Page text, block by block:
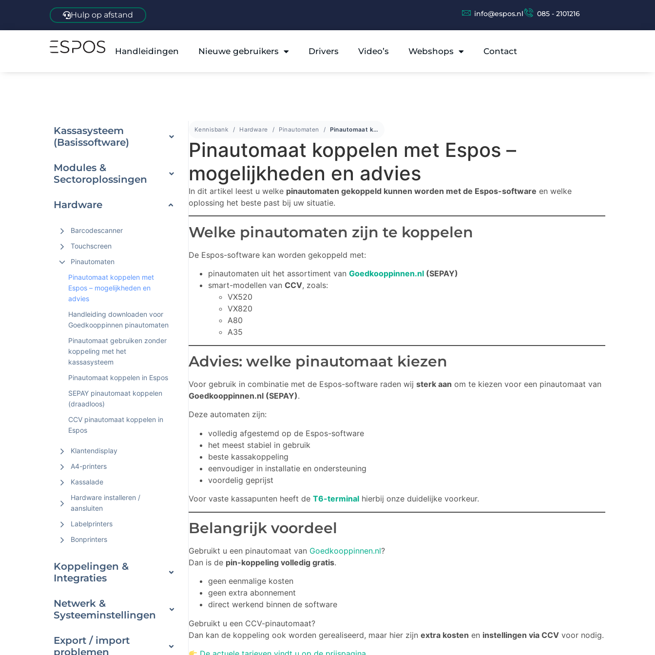
Hulp op afstand info@espos.nl 085 - 2101216
Handleidingen Nieuwe gebruikers Drivers Video’s Webshops Contact
Kassasysteem
(Basissoftware)
Modules &
Sectoroplossingen
Hardware
Barcodescanner
Touchscreen
Pinautomaten
Pinautomaat koppelen met
Espos – mogelijkheden en
advies
Handleiding downloaden voor
Goedkooppinnen pinautomaten
Pinautomaat gebruiken zonder
koppeling met het
kassasysteem
Pinautomaat koppelen in Espos
SEPAY pinautomaat koppelen
(draadloos)
CCV pinautomaat koppelen in
Espos
Klantendisplay
A4-printers
Kassalade
Hardware installeren /
aansluiten
Labelprinters
Bonprinters
Koppelingen &
Integraties
Netwerk &
Systeeminstellingen
Export / import
problemen
Kennisbank Hardware Pinautomaten Pinautomaat koppelen met Espos – mogelijkheden en advies
Pinautomaat koppelen met Espos –
mogelijkheden en advies
In dit artikel leest u welke pinautomaten gekoppeld kunnen worden met de Espos-software en welke
oplossing het beste past bij uw situatie.
Welke pinautomaten zijn te koppelen
De Espos-software kan worden gekoppeld met:
pinautomaten uit het assortiment van Goedkooppinnen.nl (SEPAY)
smart-modellen van CCV, zoals:
VX520
VX820
A80
A35
Advies: welke pinautomaat kiezen
Voor gebruik in combinatie met de Espos-software raden wij sterk aan om te kiezen voor een pinautomaat van
Goedkooppinnen.nl (SEPAY).
Deze automaten zijn:
volledig afgestemd op de Espos-software
het meest stabiel in gebruik
beste kassakoppeling
eenvoudiger in installatie en ondersteuning
voordelig geprijst
Voor vaste kassapunten heeft de T6-terminal hierbij onze duidelijke voorkeur.
Belangrijk voordeel
Gebruikt u een pinautomaat van Goedkooppinnen.nl?
Dan is de pin-koppeling volledig gratis.
geen eenmalige kosten
geen extra abonnement
direct werkend binnen de software
Gebruikt u een CCV-pinautomaat?
Dan kan de koppeling ook worden gerealiseerd, maar hier zijn extra kosten en instellingen via CCV voor nodig.